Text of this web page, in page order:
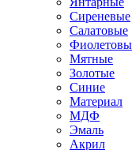
Сиреневые
Салатовые
Мятные
Золотые
Синие
Материал
МДФ
Эмаль
Акрил